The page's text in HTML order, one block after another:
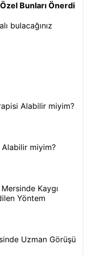
Bunları Önerdi
bulacağınız
Alabilir miyim?
Alabilir miyim?
Kaygı
Yöntem
Uzman Görüşü